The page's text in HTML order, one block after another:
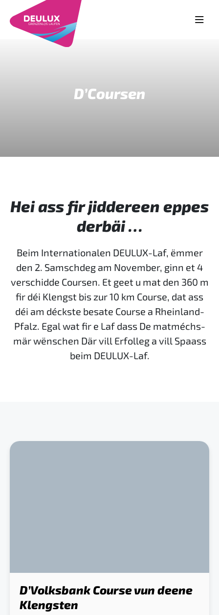
D’Coursen
Hei ass fir jiddereen eppes
derbäi …
Beim Internationalen DEULUX-Laf, ëmmer
den 2. Samschdeg am November, ginn et 4
verschidde Coursen. Et geet u mat den 360 m
fir déi Klengst bis zur 10 km Course, dat ass
déi am déckste besate Course a Rheinland-
Pfalz. Egal wat fir e Laf dass De matméchs-
mär wënschen Där vill Erfolleg a vill Spaass
beim DEULUX-Laf.
D’Volksbank Course vun deene
Klengsten